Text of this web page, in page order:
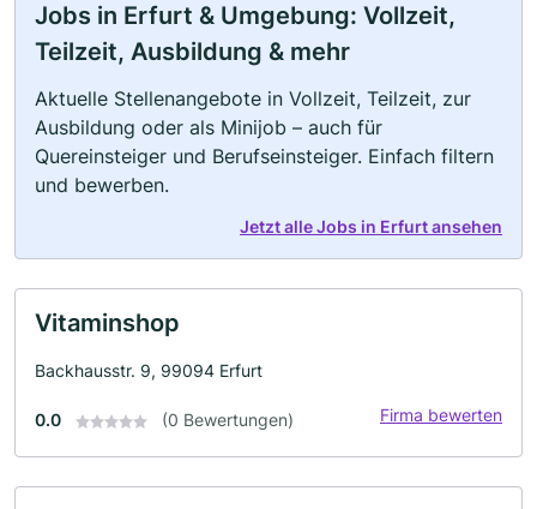
Jobs in Erfurt & Umgebung: Vollzeit,
Teilzeit, Ausbildung & mehr
Aktuelle Stellenangebote in Vollzeit, Teilzeit, zur
Ausbildung oder als Minijob – auch für
Quereinsteiger und Berufseinsteiger. Einfach filtern
und bewerben.
Jetzt alle Jobs in Erfurt ansehen
Vitaminshop
Backhausstr. 9, 99094 Erfurt
0.0 (0 Bewertungen) Firma bewerten